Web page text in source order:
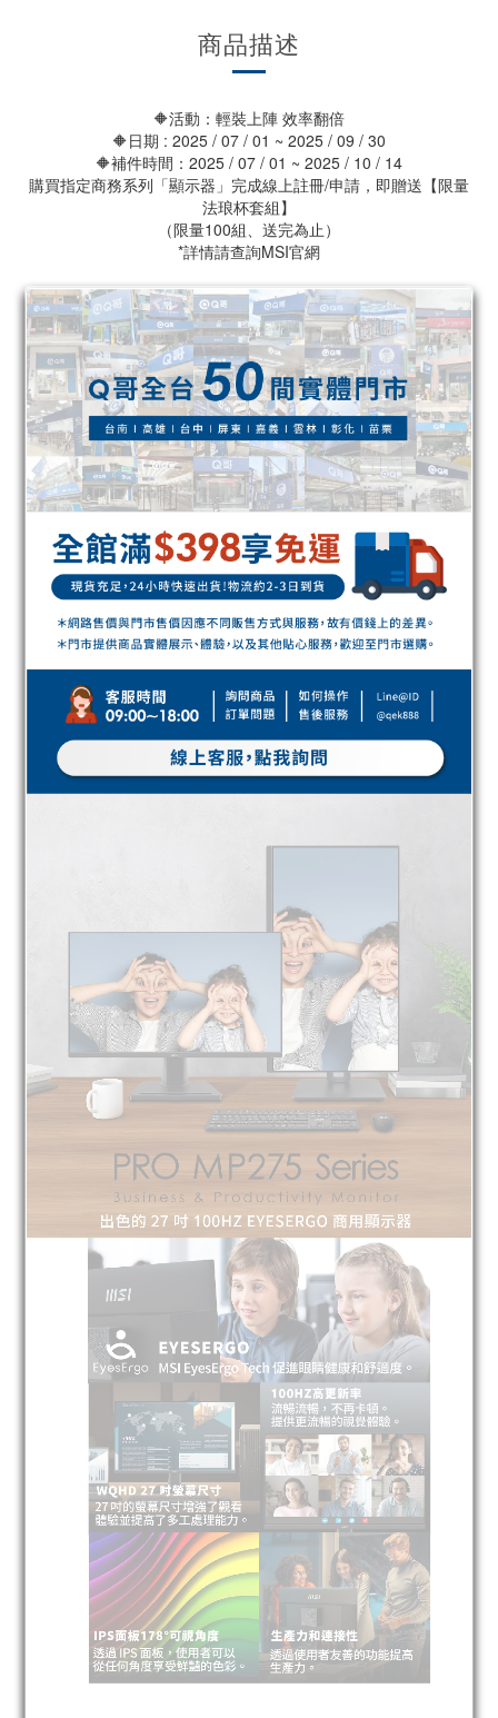
商品描述
🔶活動：輕裝上陣 效率翻倍
🔶日期 : 2025 / 07 / 01 ~ 2025 / 09 / 30
🔶補件時間：2025 / 07 / 01 ~ 2025 / 10 / 14
購買指定商務系列「顯示器」完成線上註冊/申請，即贈送【限量
法琅杯套組】
（限量100組、送完為止）
*詳情請查詢MSI官網